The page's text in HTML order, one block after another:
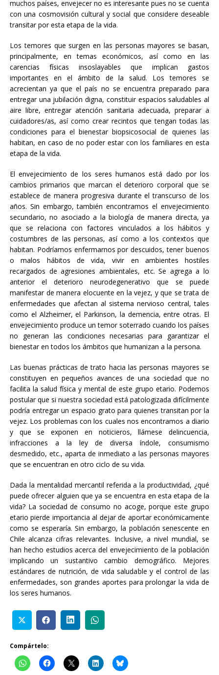
muchos países, envejecer no es interesante pues no se cuenta
con una cosmovisión cultural y social que considere deseable
transitar por esta etapa de la vida.
Los temores que surgen en las personas mayores se basan,
principalmente, en temas económicos, así como en las
carencias físicas insoslayables que implican gastos
importantes en el ámbito de la salud. Los temores se
acrecientan ya que el país no se encuentra preparado para
entregar una jubilación digna, constituir espacios saludables al
aire libre, entregar atención sanitaria adecuada, preparar a
cuidadores/as, así como crear recintos que tengan todas las
condiciones para el bienestar biopsicosocial de quienes las
habitan, en caso de no poder estar con los familiares en esta
etapa de la vida.
El envejecimiento de los seres humanos está dado por los
cambios primarios que marcan el deterioro corporal que se
establece de manera progresiva durante el transcurso de los
años. Sin embargo, también encontramos el envejecimiento
secundario, no asociado a la biología de manera directa, ya
que se relaciona con factores vinculados a los hábitos y
costumbres de las personas, así como a los contextos que
habitan. Podríamos enfermarnos por descuidos, tener buenos
o malos hábitos de vida, vivir en ambientes hostiles
recargados de agresiones ambientales, etc. Se agrega a lo
anterior el deterioro neurodegenerativo que se puede
manifestar de manera elocuente en la vejez, y que se trata de
enfermedades que afectan al sistema nervioso central, tales
como el Alzheimer, el Parkinson, la demencia, entre otras. El
envejecimiento produce un temor soterrado cuando los países
no generan las condiciones necesarias para garantizar el
bienestar en todos los ámbitos que humanizan a la persona.
Las buenas prácticas de trato hacia las personas mayores se
constituyen en pequeños avances de una sociedad que no
facilita la salud física y mental de este grupo etario. Podemos
postular que si nuestra sociedad está patologizada difícilmente
podría entregar un espacio grato para quienes transitan por la
vejez. Los problemas con los cuales nos encontramos a diario
y que se exponen en noticieros, llámese delincuencia,
infracciones a la ley de diversa índole, consumismo
desmedido, etc., aparta de inmediato a las personas mayores
que se encuentran en otro ciclo de su vida.
Dada la mentalidad mercantil referida a la productividad, ¿qué
puede ofrecer alguien que ya se encuentra en esta etapa de la
vida? La sociedad de consumo no acoge, porque este grupo
etario pierde importancia al dejar de aportar económicamente
como se esperaría. Sin embargo, la población senescente en
Chile alcanza cifras relevantes. Inclusive, a nivel mundial, se
han hecho estudios acerca del envejecimiento de la población
implicando un sustantivo cambio demográfico. Mejores
estándares de nutrición, de vida saludable y el control de las
enfermedades, son grandes aportes para prolongar la vida de
los seres humanos.
Compártelo: